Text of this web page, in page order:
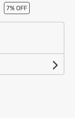
7% OFF